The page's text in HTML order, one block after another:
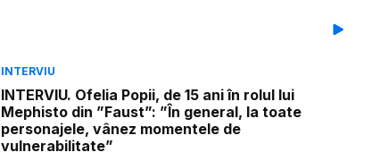
INTERVIU
INTERVIU. Ofelia Popii, de 15 ani în rolul lui
Mephisto din ”Faust”: ”În general, la toate
personajele, vânez momentele de
vulnerabilitate”